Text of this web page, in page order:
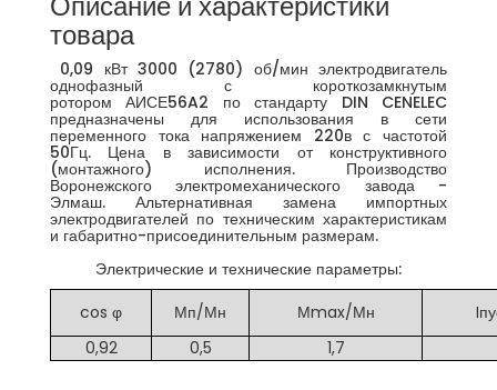
товара
0,09 кВт 3000 (2780) об/мин электродвигатель
однофазный с короткозамкнутым
ротором АИСЕ56A2 по стандарту DIN CENELEC
предназначены для использования в сети
переменного тока напряжением 220в с частотой
50Гц. Цена в зависимости от конструктивного
(монтажного) исполнения. Производство
Воронежского электромеханического завода -
Элмаш. Альтернативная замена импортных
электродвигателей по техническим характеристикам
и габаритно-присоединительным размерам.
Электрические и технические параметры:
cos φ
Мп/Мн Мmax/Мн
0,92
0,5 1,7